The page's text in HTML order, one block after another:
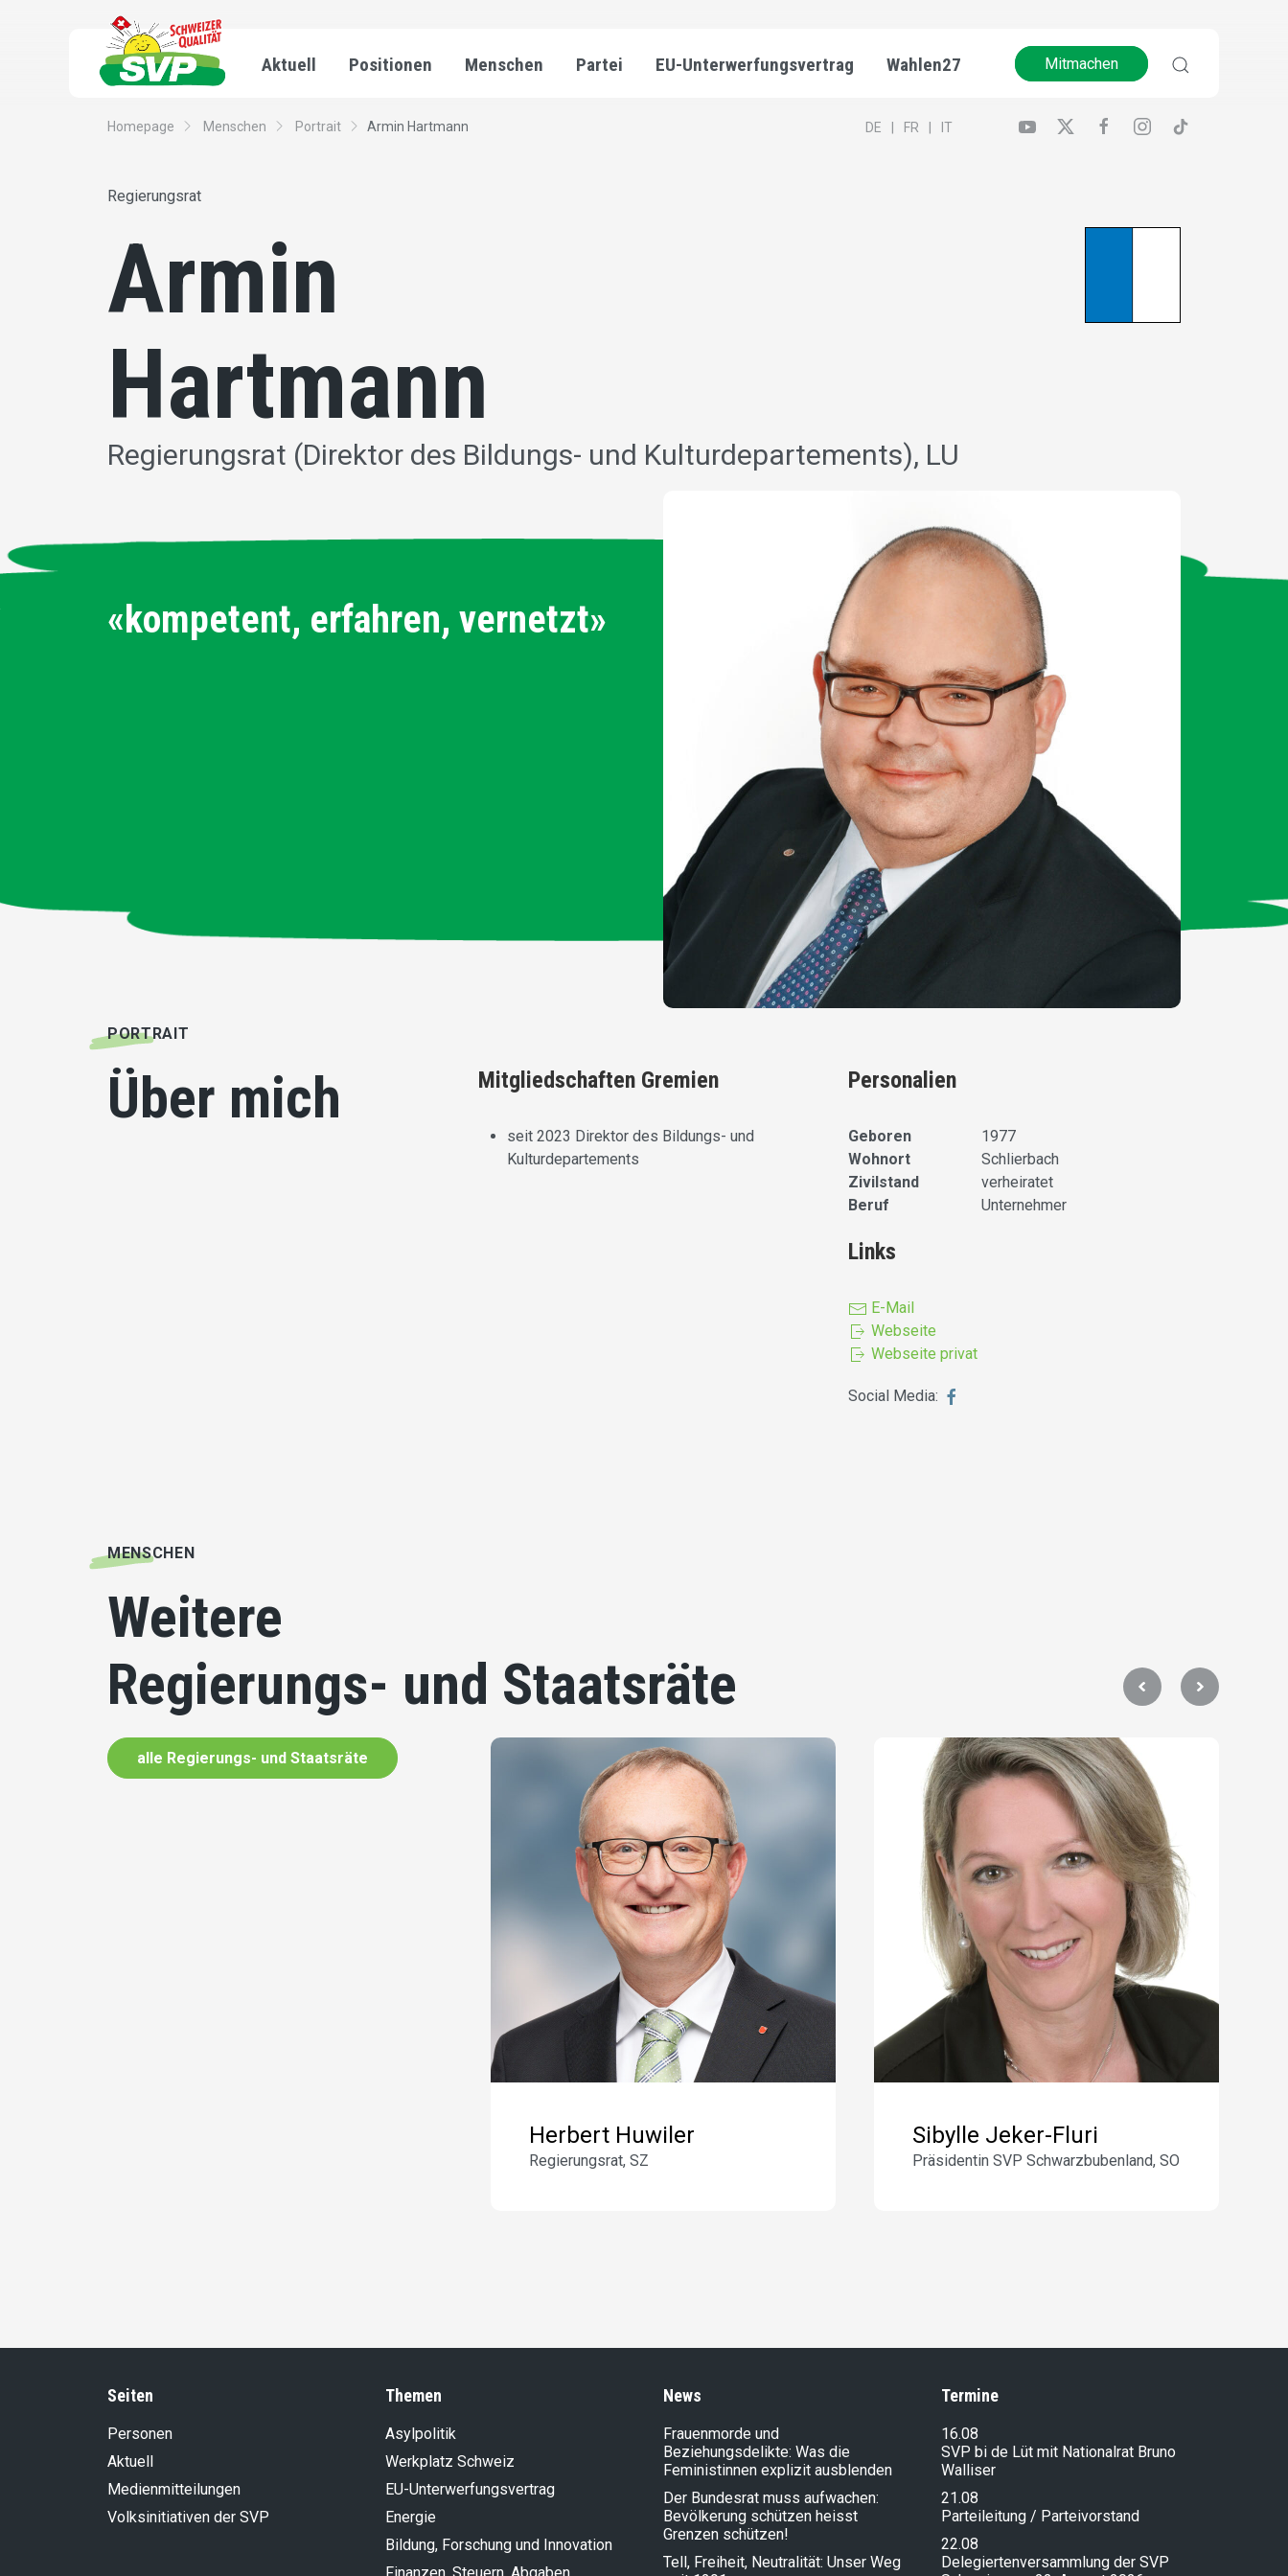
Aktuell Positionen Menschen Partei EU-Unterwerfungsvertrag Wahlen27 Mitmachen
Homepage Menschen Portrait Armin Hartmann DE FR IT
Regierungsrat
Armin
Hartmann
Regierungsrat (Direktor des Bildungs- und Kulturdepartements), LU
«kompetent, erfahren, vernetzt»
PORTRAIT
Über mich Mitgliedschaften Gremien
seit 2023 Direktor des Bildungs- und
Kulturdepartements
Personalien
Geboren
1977
Wohnort
Schlierbach
Zivilstand
verheiratet
Beruf
Unternehmer
Links
E-Mail
Webseite
Webseite privat
Social Media:
MENSCHEN
Weitere
Regierungs- und Staatsräte
alle Regierungs- und Staatsräte
Herbert Huwiler
Regierungsrat, SZ
Sibylle Jeker-Fluri
Präsidentin SVP Schwarzbubenland, SO
Seiten
Personen
Aktuell
Medienmitteilungen
Volksinitiativen der SVP
Themen
Asylpolitik
Werkplatz Schweiz
EU-Unterwerfungsvertrag
Energie
Bildung, Forschung und Innovation
News
Frauenmorde und
Beziehungsdelikte: Was die
Feministinnen explizit ausblenden
Der Bundesrat muss aufwachen:
Bevölkerung schützen heisst
Grenzen schützen!
Tell, Freiheit, Neutralität: Unser Weg
Termine
16.08
SVP bi de Lüt mit Nationalrat Bruno
Walliser
21.08
Parteileitung / Parteivorstand
22.08
Delegiertenversammlung der SVP